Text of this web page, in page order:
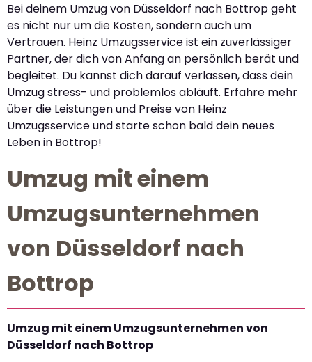
Bei deinem Umzug von Düsseldorf nach Bottrop geht
es nicht nur um die Kosten, sondern auch um
Vertrauen. Heinz Umzugsservice ist ein zuverlässiger
Partner, der dich von Anfang an persönlich berät und
begleitet. Du kannst dich darauf verlassen, dass dein
Umzug stress- und problemlos abläuft. Erfahre mehr
über die Leistungen und Preise von Heinz
Umzugsservice und starte schon bald dein neues
Leben in Bottrop!
Umzug mit einem
Umzugsunternehmen
von Düsseldorf nach
Bottrop
Umzug mit einem Umzugsunternehmen von
Düsseldorf nach Bottrop